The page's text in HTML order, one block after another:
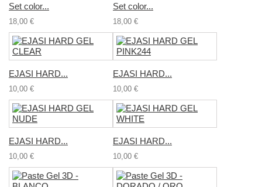
Set color...
18,00 €
Set color...
18,00 €
EJASI HARD...
10,00 €
EJASI HARD...
10,00 €
EJASI HARD...
10,00 €
EJASI HARD...
10,00 €